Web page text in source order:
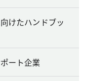
けたハンドブッ
ート企業